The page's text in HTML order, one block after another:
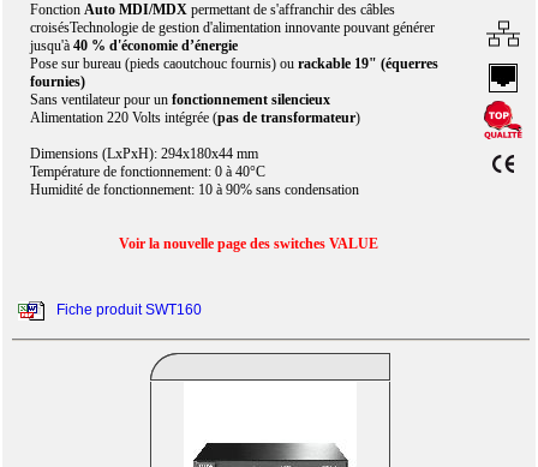
FonctionAuto MDI/MDX permettant de s'affranchir des câbles
croisésTechnologie de gestion d'alimentation innovante pouvant générer
jusqu'à40 % d'économie d’énergie
Pose sur bureau (pieds caoutchouc fournis) ourackable 19" (équerres
fournies)
Sans ventilateur pour unfonctionnement silencieux
Alimentation 220 Volts intégrée (pas de transformateur)
Dimensions (LxPxH): 294x180x44 mm
Température de fonctionnement: 0 à 40°C
Humidité de fonctionnement: 10 à 90% sans condensation
Voir la nouvelle page des switches VALUE
Fiche produit SWT160